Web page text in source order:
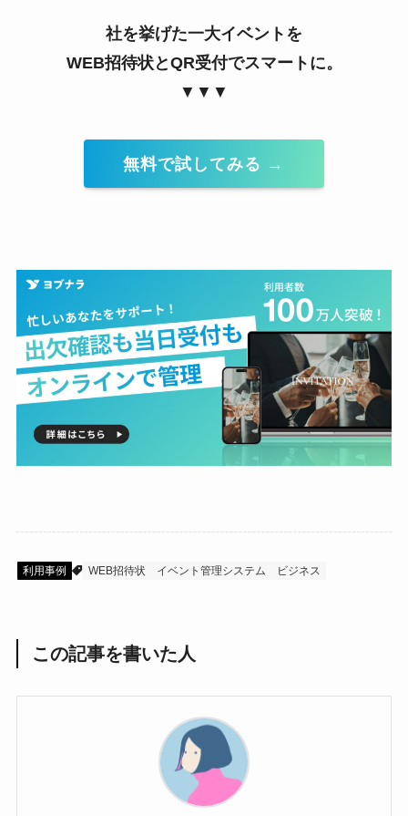
社を挙げた一大イベントを
WEB招待状とQR受付でスマートに。
▼▼▼
無料で試してみる →
利用事例 WEB招待状 イベント管理システム ビジネス
この記事を書いた人